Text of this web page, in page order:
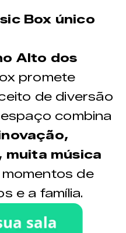
Box único
Alto dos
promete
de diversão
combina
música
de
e a família.